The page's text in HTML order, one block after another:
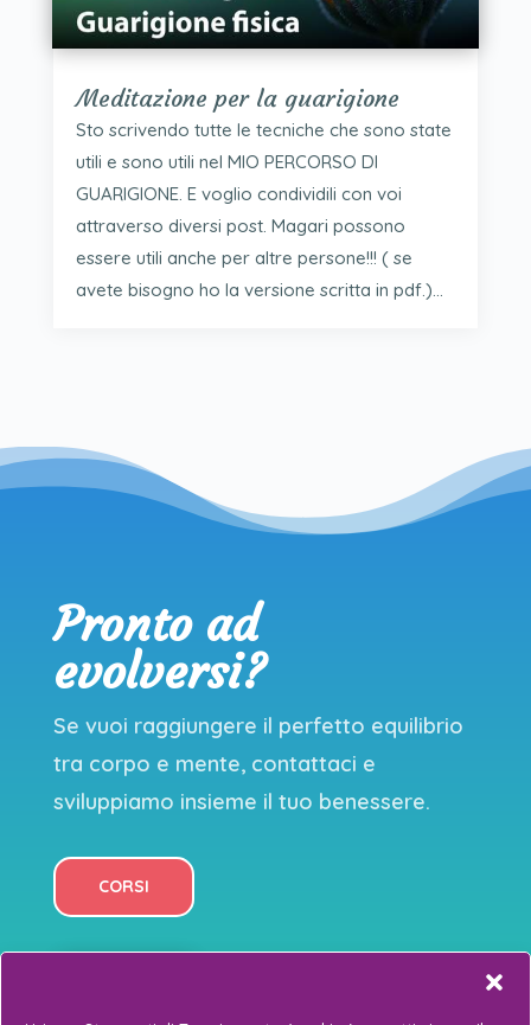
Meditazione per la guarigione
Sto scrivendo tutte le tecniche che sono state
utili e sono utili nel MIO PERCORSO DI
GUARIGIONE. E voglio condividili con voi
attraverso diversi post. Magari possono
essere utili anche per altre persone!!! ( se
avete bisogno ho la versione scritta in pdf.)...
Pronto ad
evolversi?
Se vuoi raggiungere il perfetto equilibrio
tra corpo e mente, contattaci e
sviluppiamo insieme il tuo benessere.
CORSI